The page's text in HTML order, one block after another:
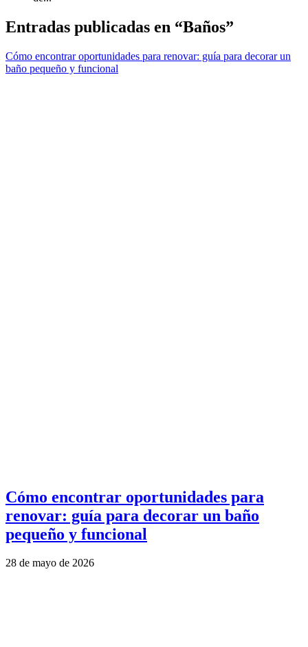
Entradas publicadas en “Baños”
Cómo encontrar oportunidades para renovar: guía para decorar un
baño pequeño y funcional
Cómo encontrar oportunidades para
renovar: guía para decorar un baño
pequeño y funcional
28 de mayo de 2026